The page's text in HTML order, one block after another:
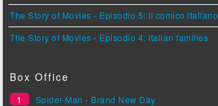
The Story of Movies - Episodio 5: Il comico italiano
The Story of Movies - Episodio 4: Italian families
Box Office
1
Spider-Man - Brand New Day